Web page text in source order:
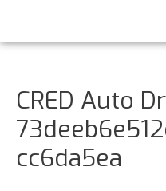
CRED Auto
cc6da5ea